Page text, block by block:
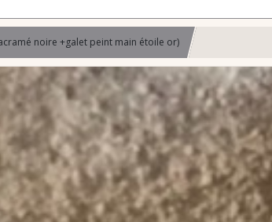
noire +galet peint main étoile or)